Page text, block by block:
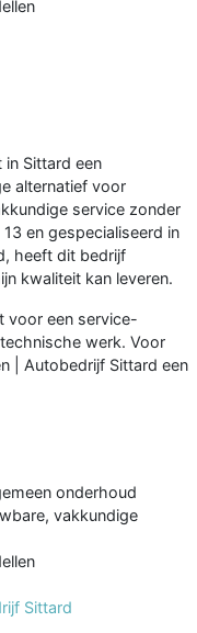
Sittard een
alternatief voor
service zonder
en gespecialiseerd in
heeft dit bedrijf
kwaliteit kan leveren.
voor een service-
werk. Voor
| Autobedrijf Sittard een
onderhoud
vakkundige
Sittard